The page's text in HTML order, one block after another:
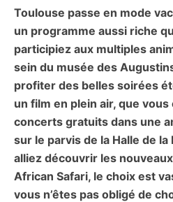
Toulouse passe en mode
un programme aussi riche
participiez aux multiples
sein du musée des
profiter des belles soirées
un film en plein air, que
concerts gratuits dans une
sur le parvis de la Halle de
alliez découvrir les
African Safari, le choix est
vous n’êtes pas obligé de